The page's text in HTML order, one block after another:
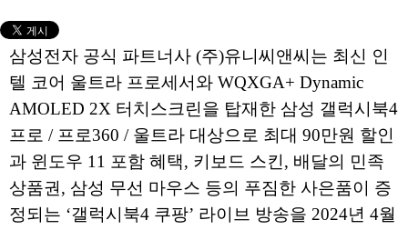
삼성전자 공식 파트너사 (주)유니씨앤씨는 최신 인
텔 코어 울트라 프로세서와 WQXGA+ Dynamic
AMOLED 2X 터치스크린을 탑재한 삼성 갤럭시북4
프로 / 프로360 / 울트라 대상으로 최대 90만원 할인
과 윈도우 11 포함 혜택, 키보드 스킨, 배달의 민족
상품권, 삼성 무선 마우스 등의 푸짐한 사은품이 증
정되는 ‘갤럭시북4 쿠팡’ 라이브 방송을 2024년 4월